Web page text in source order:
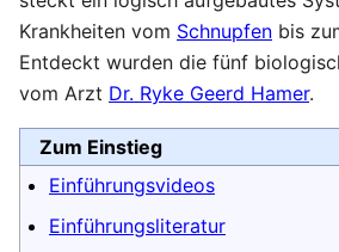
Krankheiten vom Schnupfen bis
Entdeckt wurden die fünf
vom Arzt Dr. Ryke Geerd Hamer.
Zum Einstieg
Einführungsvideos
Einführungsliteratur